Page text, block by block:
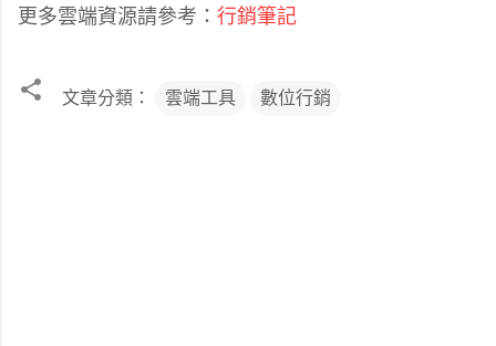
更多雲端資源請參考： 行銷筆記
文章分類： 雲端工具 數位行銷